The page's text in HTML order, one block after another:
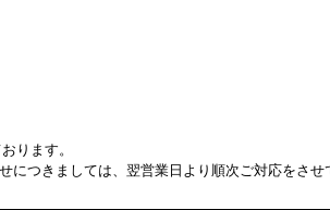
ります。
つきましては、翌営業日より順次ご対応をさせ